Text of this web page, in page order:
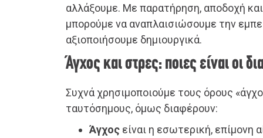
αλλάξουμε. Με παρατήρηση, αποδοχή
μπορούμε να αναπλαισιώσουμε την
αξιοποιήσουμε δημιουργικά.
Άγχος και στρες: ποιες είναι οι
Συχνά χρησιμοποιούμε τους όρους
ταυτόσημους, όμως διαφέρουν:
Άγχος είναι η εσωτερική, επίμονη